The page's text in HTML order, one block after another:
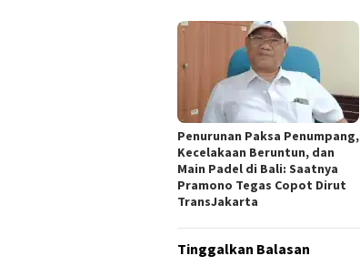
Penurunan Paksa Penumpang,
Kecelakaan Beruntun, dan
Main Padel di Bali: Saatnya
Pramono Tegas Copot Dirut
TransJakarta
Tinggalkan Balasan